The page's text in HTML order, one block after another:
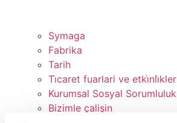
Symaga
Fabrika
Tarih
Ti̇caret fuarlari ve etki̇nli̇kler
Kurumsal Sosyal Sorumluluk
Bizimle çalişin